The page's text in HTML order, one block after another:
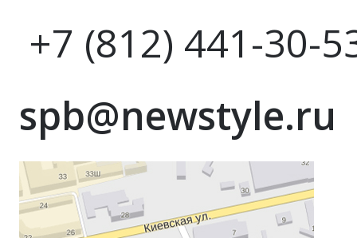
+7 (812) 441-30-
spb@newstyle.ru